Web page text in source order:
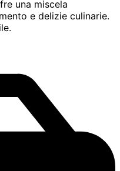
una miscela
e delizie culinarie.